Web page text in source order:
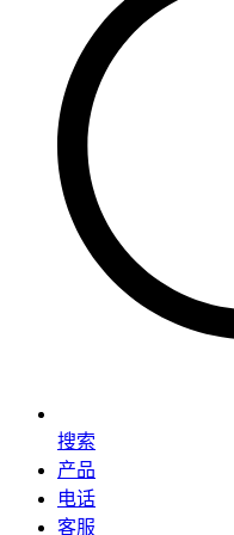
搜索
产品
电话
客服